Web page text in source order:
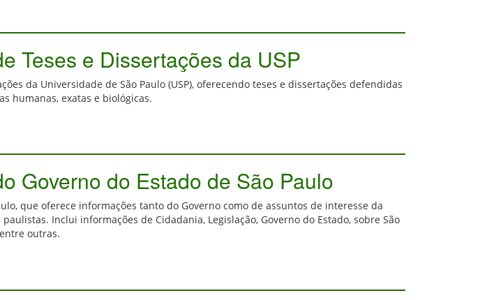
Teses e Dissertações da USP
da Universidade de São Paulo (USP), oferecendo teses e dissertações defendidas
humanas, exatas e biológicas.
Governo do Estado de São Paulo
que oferece informações tanto do Governo como de assuntos de interesse da
Inclui informações de Cidadania, Legislação, Governo do Estado, sobre São
outras.